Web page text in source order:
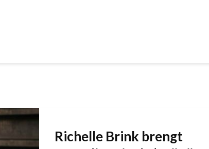
Richelle Brink brengt